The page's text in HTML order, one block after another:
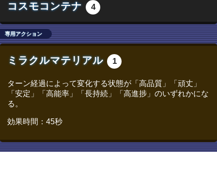
コスモコンテナ 4
専用アクション
ミラクルマテリアル 1
ターン経過によって変化する状態が「高品質」「頑丈」
「安定」「高能率」「長持続」「高進捗」のいずれかにな
る。
効果時間：45秒